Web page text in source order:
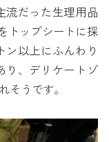
流だった生理用品
トップシートに採
以上にふんわり
り、デリケートゾ
そうです。